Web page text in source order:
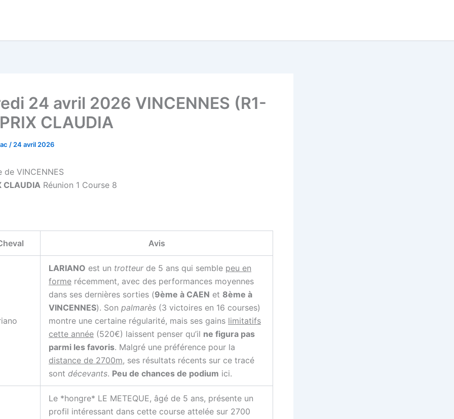
24 avril 2026 VINCENNES (R1-
CLAUDIA
/ 24 avril 2026
VINCENNES
CLAUDIA Réunion 1 Course 8
Avis
LARIANO est un trotteurde 5 ans qui semble peu en
forme récemment, avec des performances moyennes
dans ses dernières sorties (9ème à CAEN et 8ème à
VINCENNES). Son palmarès (3 victoires en 16 courses)
montre une certaine régularité, mais ses gains limitatifs
cette année (520€) laissent penser qu’il ne figura pas
parmi les favoris. Malgré une préférence pour la
distance de 2700m, ses résultats récents sur ce tracé
sont décevants. Peu de chances de podium ici.
Le *hongre* LE METEQUE, âgé de 5 ans, présente un
profil intéressant dans cette course attelée sur 2700
now